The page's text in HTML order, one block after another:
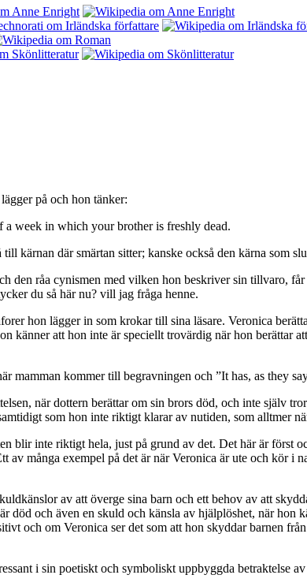
på och hon tänker:
week in which your brother is freshly dead.
kärnan där smärtan sitter; kanske också den kärna som
den råa cynismen med vilken hon beskriver sin tillvaro,
du så här nu? vill jag fråga henne.
hon lägger in som krokar till sina läsare. Veronica
känner att hon inte är speciellt trovärdig när hon berättar
mamman kommer till begravningen och ”It has, as they
när dottern berättar om sin brors död, och inte själv
som hon inte riktigt klarar av nutiden, som alltmer
blir inte riktigt hela, just på grund av det. Det här är först
många exempel på det är när Veronica är ute och kör i
av att överge sina barn och ett behov av att
och även en skuld och känsla av hjälplöshet, när hon
och om Veronica ser det som att hon skyddar barnen
i sin poetiskt och symboliskt uppbyggda betraktelse